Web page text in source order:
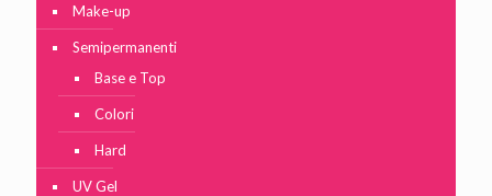
Make-up
Semipermanenti
Base e Top
Colori
Hard
UV Gel